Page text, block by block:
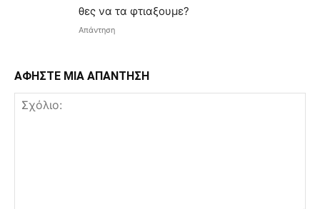
θες να τα φτιαξουμε?
Απάντηση
ΑΦΗΣΤΕ ΜΙΑ ΑΠΑΝΤΗΣΗ